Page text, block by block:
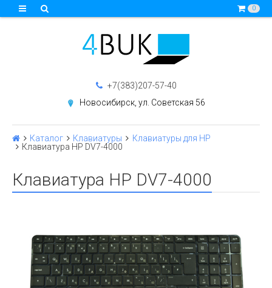
0
+7(383)207-57-40
Новосибирск, ул. Советская 56
Каталог Клавиатуры
Клавиатуры для HP
Клавиатура HP DV7-4000
Клавиатура HP DV7-4000